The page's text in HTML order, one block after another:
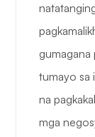
gumagana
tumayo sa
na
mga